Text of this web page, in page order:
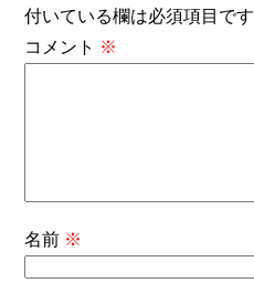
付いている欄は必須項目です
コメント ※
名前 ※